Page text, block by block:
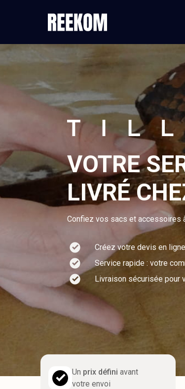
VOTRE
LIVRÉ
Confiez vos sacs et accessoires
Créez votre devis en
Service rapide : votre
Livraison sécurisée pour
Un prix défini avant
votre envoi